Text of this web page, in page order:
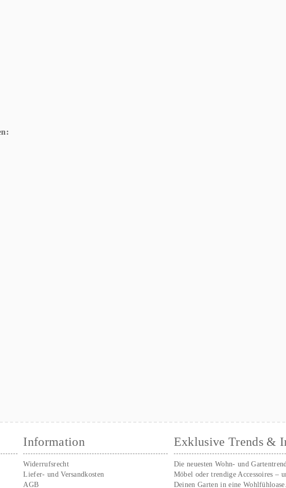
Information
Widerrufsrecht
Liefer- und Versandkosten
AGB
Exklusive Trends &
Die neuesten Wohn- und
Möbel oder trendige Accessoires –
Deinen Garten in eine